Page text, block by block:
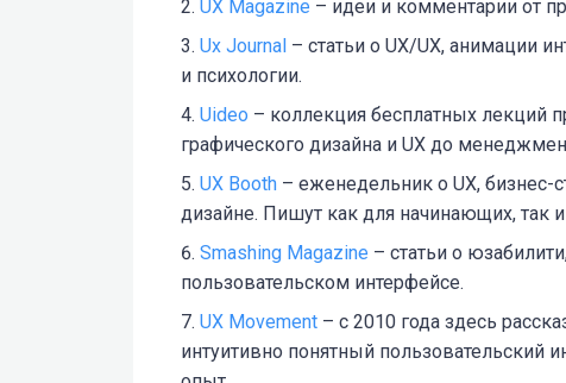
UX Magazine – идеи и комментарии от
Ux Journal – статьи о UX/UX, анимации
и психологии.
Uideo – коллекция бесплатных лекций
графического дизайна и UX до
UX Booth – еженедельник о UX, бизнес-
дизайне. Пишут как для начинающих, так
Smashing Magazine – статьи о
пользовательском интерфейсе.
UX Movement – c 2010 года здесь
интуитивно понятный пользовательский